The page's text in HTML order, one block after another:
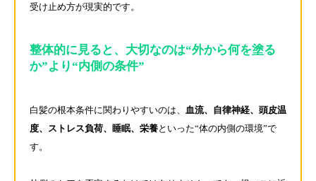
受け止め方が現実的です。
整体的に見ると、大切なのは“外から何を塗る
か”より“内側の条件”
白髪の根本条件に関わりやすいのは、 血流、自律神経、頭皮温
度、ストレス負荷、睡眠、栄養といった“体の内側の環境”で
す。